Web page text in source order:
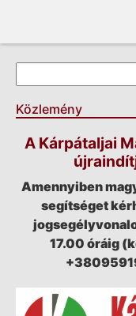
Keresés űrlap
Közlemény
A Kárpátaljai
Amennyiben
segítséget
17.00 óráig